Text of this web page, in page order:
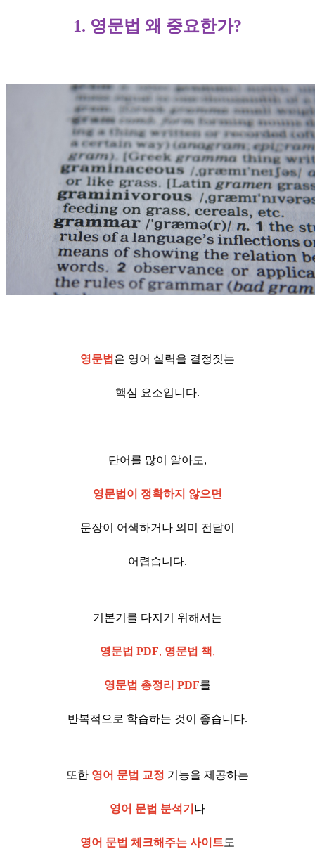
1. 영문법 왜 중요한가?
영문법 은 영어 실력을 결정짓는
핵심 요소입니다.
단어를 많이 알아도,
영문법이 정확하지 않으면
문장이 어색하거나 의미 전달이
어렵습니다.
기본기를 다지기 위해서는
영문법 PDF, 영문법 책,
영문법 총정리 PDF를
반복적으로 학습하는 것이 좋습니다.
또한 영어 문법 교정 기능을 제공하는
영어 문법 분석기 나
영어 문법 체크해주는 사이트도